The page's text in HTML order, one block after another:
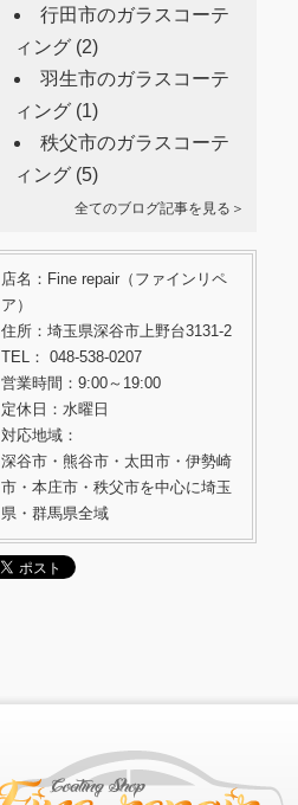
行田市のガラスコーテ
ィング (2)
羽生市のガラスコーテ
ィング (1)
秩父市のガラスコーテ
ィング (5)
全てのブログ記事を見る＞
店名：Fine repair（ファインリペ
ア）
住所：埼玉県深谷市上野台3131-2
TEL： 048-538-0207
営業時間：9:00～19:00
定休日：水曜日
対応地域：
深谷市・熊谷市・太田市・伊勢崎
市・本庄市・秩父市を中心に埼玉
県・群馬県全域